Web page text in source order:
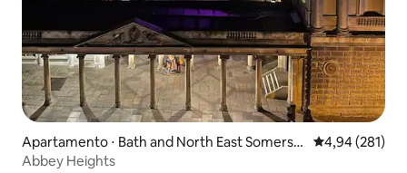
Apartamento ⋅ Bath and North East Somerse
t
4,94 de uma
4,94 (281)
Abbey Heights